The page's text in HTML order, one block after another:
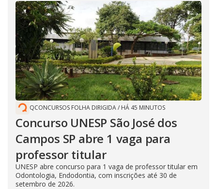
QCONCURSOS FOLHA DIRIGIDA/ HÁ 45 MINUTOS
Concurso UNESP São José dos
Campos SP abre 1 vaga para
professor titular
UNESP abre concurso para 1 vaga de professor titular em
Odontologia, Endodontia, com inscrições até 30 de
setembro de 2026.